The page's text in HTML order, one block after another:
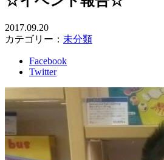
2017.09.20
カテゴリー： 未分類
Facebook
Twitter